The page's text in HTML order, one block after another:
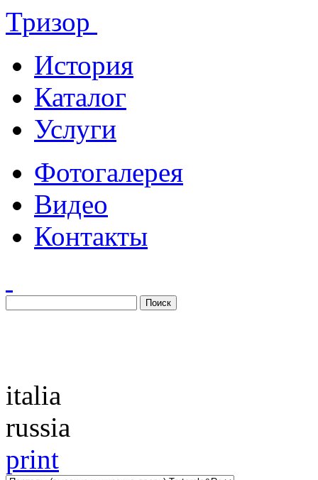
Тризор
История
Каталог
Услуги
Фотогалерея
Видео
Контакты
italia
russia
print